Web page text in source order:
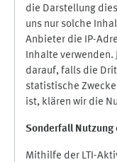
die Darstellung
uns nur solche
Anbieter die IP-
Inhalte verwenden.
darauf, falls die
statistische
ist, klären wir die
Sonderfall Nutzung
Mithilfe der LTI-